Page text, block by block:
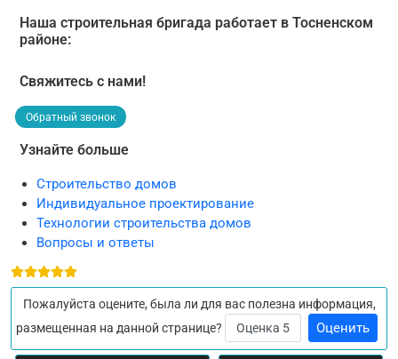
Наша строительная бригада работает в Тосненском
районе:
Свяжитесь с нами!
Обратный звонок
Узнайте больше
Строительство домов
Индивидуальное проектирование
Технологии строительства домов
Вопросы и ответы
Пожалуйста оцените, была ли для вас полезна информация,
размещенная на данной странице?
Пожалуйста, оцените